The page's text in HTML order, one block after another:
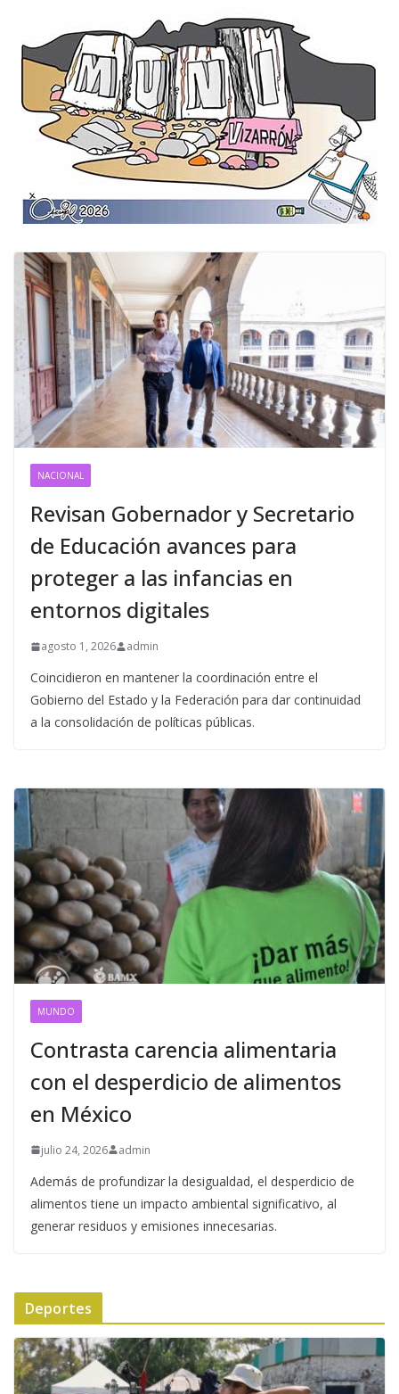
NACIONAL
Revisan Gobernador y Secretario
de Educación avances para
proteger a las infancias en
entornos digitales
agosto 1, 2026 admin
Coincidieron en mantener la coordinación entre el
Gobierno del Estado y la Federación para dar continuidad
a la consolidación de políticas públicas.
MUNDO
Contrasta carencia alimentaria
con el desperdicio de alimentos
en México
julio 24, 2026 admin
Además de profundizar la desigualdad, el desperdicio de
alimentos tiene un impacto ambiental significativo, al
generar residuos y emisiones innecesarias.
Deportes